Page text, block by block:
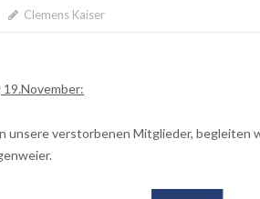
Clemens Kaiser
unsere verstorbenen Mitglieder, begleiten